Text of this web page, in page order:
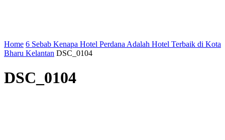
Home 6 Sebab Kenapa Hotel Perdana Adalah Hotel Terbaik di Kota
Bharu Kelantan DSC_0104
DSC_0104